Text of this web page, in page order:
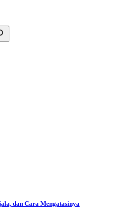
dan Cara Mengatasinya